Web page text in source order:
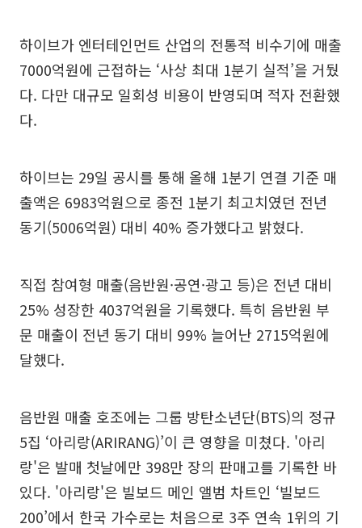
하이브가 엔터테인먼트 산업의 전통적 비수기에 매출
7000억원에 근접하는 ‘사상 최대 1분기 실적’을 거뒀
다. 다만 대규모 일회성 비용이 반영되며 적자 전환했
다.
하이브는 29일 공시를 통해 올해 1분기 연결 기준 매
출액은 6983억원으로 종전 1분기 최고치였던 전년
동기(5006억원) 대비 40% 증가했다고 밝혔다.
직접 참여형 매출(음반원·공연·광고 등)은 전년 대비
25% 성장한 4037억원을 기록했다. 특히 음반원 부
문 매출이 전년 동기 대비 99% 늘어난 2715억원에
달했다.
음반원 매출 호조에는 그룹 방탄소년단(BTS)의 정규
5집 ‘아리랑(ARIRANG)’이 큰 영향을 미쳤다. '아리
랑'은 발매 첫날에만 398만 장의 판매고를 기록한 바
있다. '아리랑'은 빌보드 메인 앨범 차트인 ‘빌보드
200’에서 한국 가수로는 처음으로 3주 연속 1위의 기